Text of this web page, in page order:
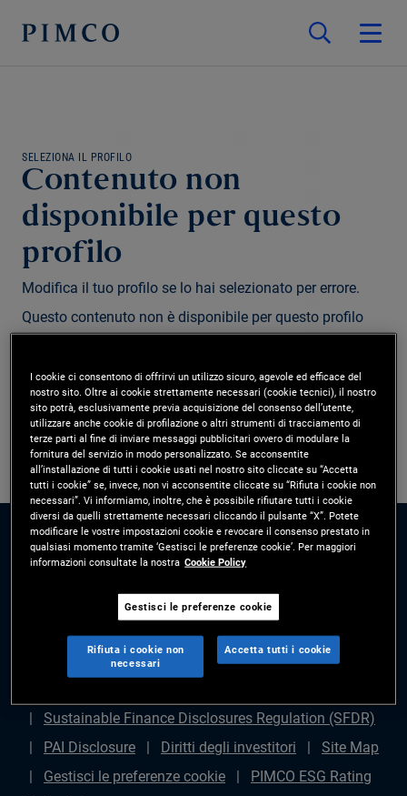
SELEZIONA IL PROFILO
Contenuto non
disponibile per questo
profilo
Modifica il tuo profilo se lo hai selezionato per errore.
Questo contenuto non è disponibile per questo profilo
Modifica profilo
Disclaimer legale Politica sulla privacy
Gestione
Avviso di frode
Diritti degli azionisti
Sustainable Finance Disclosures Regulation (SFDR)
PAI Disclosure
Diritti degli investitori
Site Map
Gestisci le preferenze cookie
PIMCO ESG Rating
I cookie ci consentono di offrirvi un utilizzo sicuro, agevole ed efficace del
nostro sito. Oltre ai cookie strettamente necessari (cookie tecnici), il nostro
sito potrà, esclusivamente previa acquisizione del consenso dell’utente,
utilizzare anche cookie di profilazione o altri strumenti di tracciamento di
terze parti al fine di inviare messaggi pubblicitari ovvero di modulare la
fornitura del servizio in modo personalizzato. Se acconsentite
all’installazione di tutti i cookie usati nel nostro sito cliccate su “Accetta
tutti i cookie” se, invece, non vi acconsentite cliccate su “Rifiuta i cookie non
necessari”. Vi informiamo, inoltre, che è possibile rifiutare tutti i cookie
diversi da quelli strettamente necessari cliccando il pulsante “X”. Potete
modificare le vostre impostazioni cookie e revocare il consenso prestato in
qualsiasi momento tramite ‘Gestisci le preferenze cookie’. Per maggiori
informazioni consultate la nostra Cookie Policy
Gestisci le preferenze cookie
Rifiuta i cookie non
necessari
Accetta tutti i cookie